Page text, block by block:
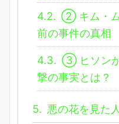
4.2. ② キム・ム
前の事件の真相
4.3. ③ ヒソン
撃の事実とは？
5. 悪の花を見た